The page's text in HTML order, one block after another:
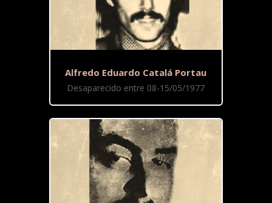
Alfredo Eduardo Catalá Portau
Desaparecido entre 08-15/05/1977